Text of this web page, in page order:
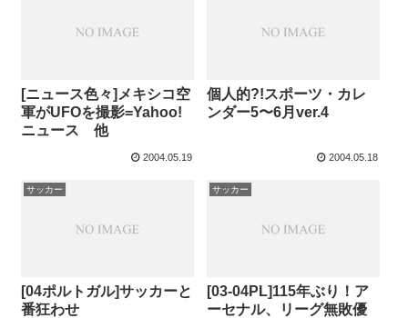
[ニュース色々]メキシコ空
軍がUFOを撮影=Yahoo!
ニュース 他
2004.05.19
個人的?!スポーツ・カレ
ンダー5〜6月ver.4
2004.05.18
サッカー
[04ポルトガル]サッカーと
番狂わせ
サッカー
[03-04PL]115年ぶり！ア
ーセナル、リーグ無敗優